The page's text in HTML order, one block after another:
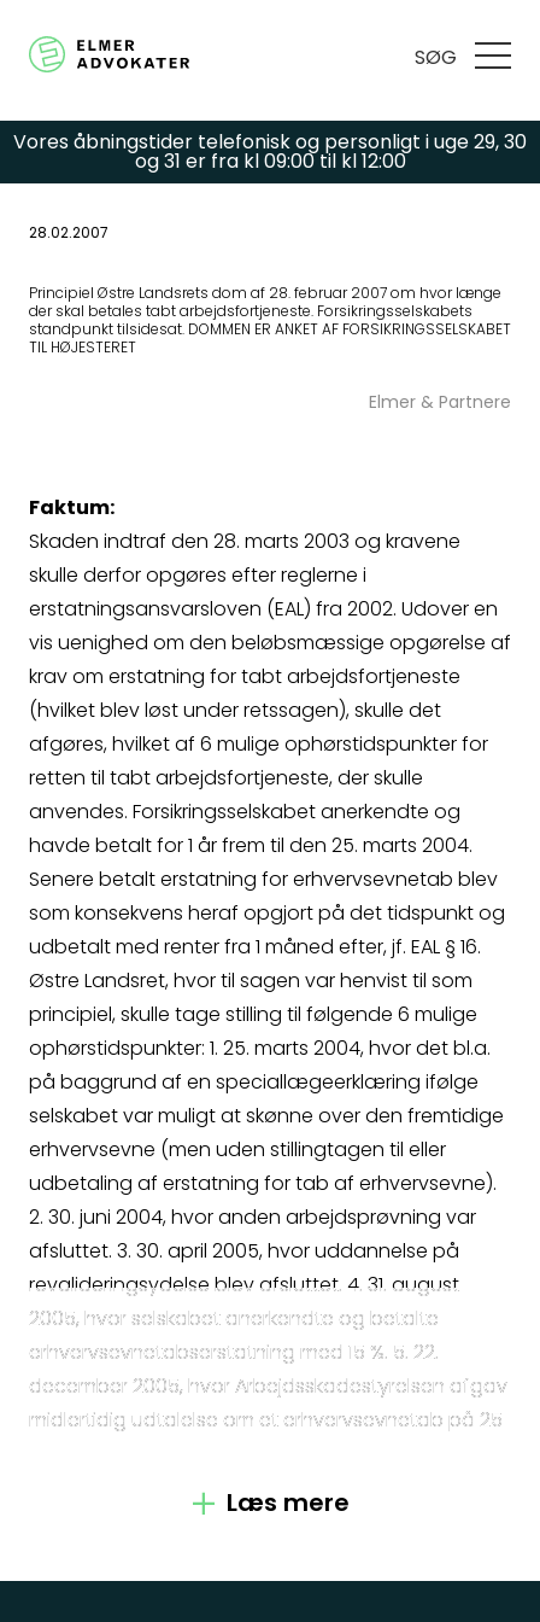
SØG
Vores åbningstider telefonisk og personligt i uge 29, 30
og 31 er fra kl 09:00 til kl 12:00
Spørgsmål
Erstatningsopgørelse
Kontakt
Kontakt
Fagområder
Om os
Medarbejdere
Har du spørgsmål
eller brug for hjælp?
kontaktformularen,
så kontakter vi dig
hurtigst muligt.
28.02.2007
Principiel Østre Landsrets dom af 28. februar 2007 om hvor længe
der skal betales tabt arbejdsfortjeneste. Forsikringsselskabets
standpunkt tilsidesat. DOMMEN ER ANKET AF FORSIKRINGSSELSKABET
TIL HØJESTERET
Elmer & Partnere
Faktum:
Skaden indtraf den 28. marts 2003 og kravene
skulle derfor opgøres efter reglerne i
erstatningsansvarsloven (EAL) fra 2002. Udover en
vis uenighed om den beløbsmæssige opgørelse af
krav om erstatning for tabt arbejdsfortjeneste
(hvilket blev løst under retssagen), skulle det
afgøres, hvilket af 6 mulige ophørstidspunkter for
retten til tabt arbejdsfortjeneste, der skulle
anvendes. Forsikringsselskabet anerkendte og
havde betalt for 1 år frem til den 25. marts 2004.
Senere betalt erstatning for erhvervsevnetab blev
som konsekvens heraf opgjort på det tidspunkt og
udbetalt med renter fra 1 måned efter, jf. EAL § 16.
Østre Landsret, hvor til sagen var henvist til som
principiel, skulle tage stilling til følgende 6 mulige
ophørstidspunkter: 1. 25. marts 2004, hvor det bl.a.
på baggrund af en speciallægeerklæring ifølge
selskabet var muligt at skønne over den fremtidige
erhvervsevne (men uden stillingtagen til eller
udbetaling af erstatning for tab af erhvervsevne).
2. 30. juni 2004, hvor anden arbejdsprøvning var
afsluttet. 3. 30. april 2005, hvor uddannelse på
revalideringsydelse blev afsluttet. 4. 31. august
2005, hvor selskabet anerkendte og betalte
erhvervsevnetabserstatning med 15 %. 5. 22.
december 2005, hvor Arbejdsskadestyrelsen afgav
midlertidig udtalelse om et erhvervsevnetab på 25
havde været muligt at foretage en endelig
vurdering (tilkendelse af fleksjob) af
Arbejdsskadestyrelsen at have afgivet en
Læs mere